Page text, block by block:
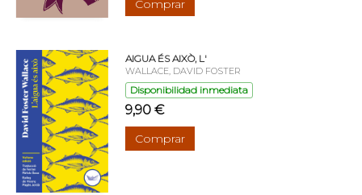
Comprar
AIGUA ÉS AIXÒ, L'
WALLACE, DAVID FOSTER
Disponibilidad inmediata
9,90 €
Comprar